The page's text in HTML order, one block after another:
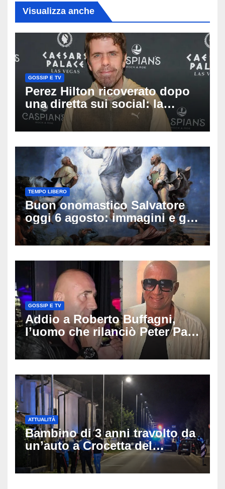
Visualizza anche
GOSSIP E TV
Perez Hilton ricoverato dopo
una diretta sui social: la
famiglia rompe il silenzio
sulle sue condizioni
TEMPO LIBERO
Buon onomastico Salvatore
oggi 6 agosto: immagini e gif
di auguri da condividere
GOSSIP E TV
Addio a Roberto Buffagni,
l’uomo che rilanciò Peter Pan
e Villa delle Rose: aveva 59
anni
ATTUALITÀ
Bambino di 3 anni travolto da
un’auto a Crocetta del
Montello: è gravissimo,
trasportato in elicottero a